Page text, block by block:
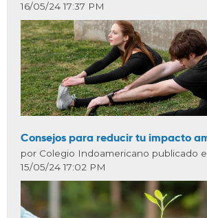
16/05/24 17:37 PM
Consejos para reducir tu impacto
por Colegio Indoamericano publicado
15/05/24 17:02 PM